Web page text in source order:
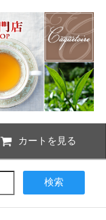
カートを見る
検索